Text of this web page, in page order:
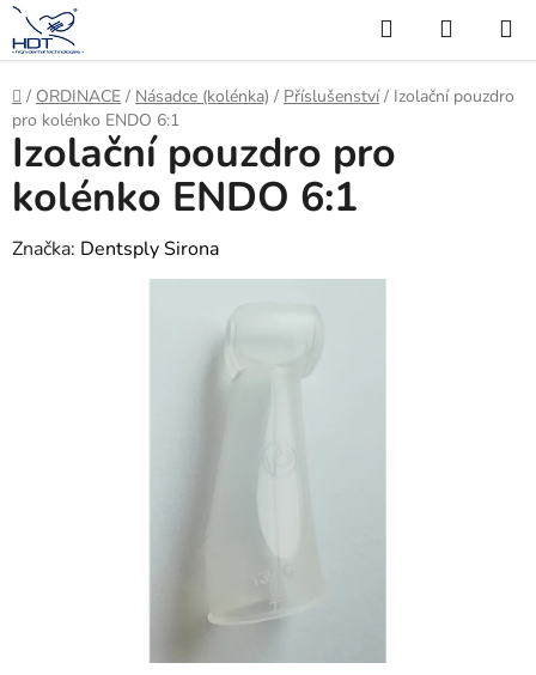
Přejít
na
obsah
Hledat
KOŠÍK
Domů
/ ORDINACE / Násadce (kolénka) / Příslušenství / Izolační pouzdro
pro kolénko ENDO 6:1
Izolační pouzdro pro
kolénko ENDO 6:1
Značka: Dentsply Sirona